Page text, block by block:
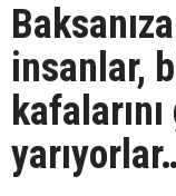
insanlar,